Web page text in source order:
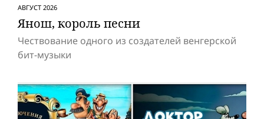
АВГУСТ 2026
Янош, король песни
Чествование одного из создателей венгерской
бит-музыки